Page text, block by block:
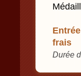
frais
Durée